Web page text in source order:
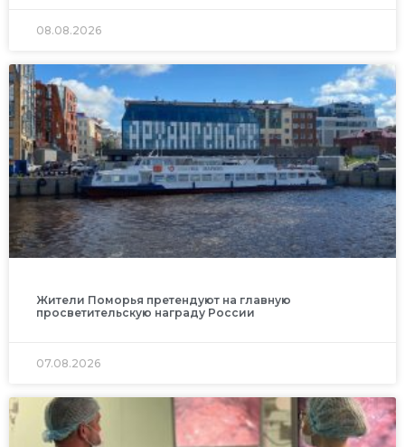
08.08.2026
Жители Поморья претендуют на главную
просветительскую награду России
07.08.2026